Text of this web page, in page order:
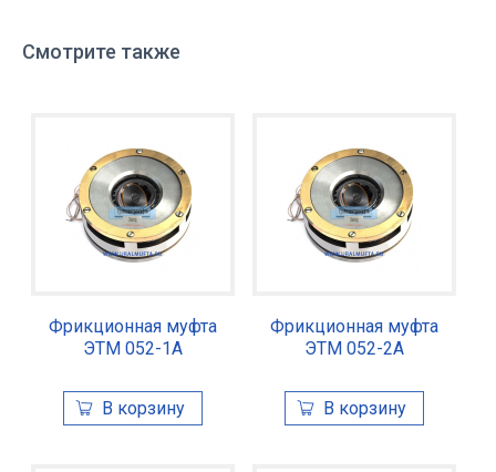
Смотрите также
Фрикционная муфта
ЭТМ 052-1А
Фрикционная муфта
ЭТМ 052-2А